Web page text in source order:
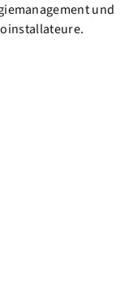
und